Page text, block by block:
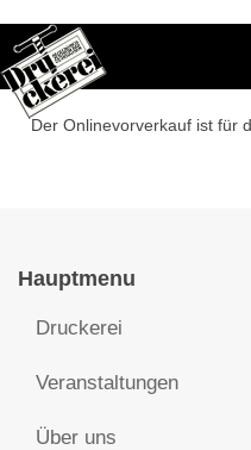
Der Onlinevorverkauf ist für
Hauptmenu
Druckerei
Veranstaltungen
Über uns